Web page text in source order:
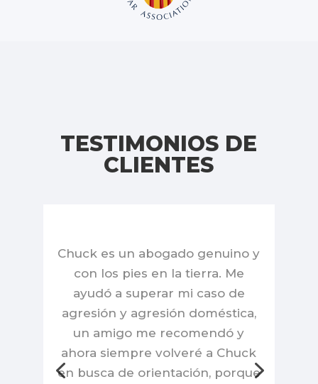
TESTIMONIOS DE
CLIENTES
Chuck es un abogado genuino y
con los pies en la tierra. Me
ayudó a superar mi caso de
agresión y agresión doméstica,
un amigo me recomendó y
ahora siempre volveré a Chuck
en busca de orientación, porque